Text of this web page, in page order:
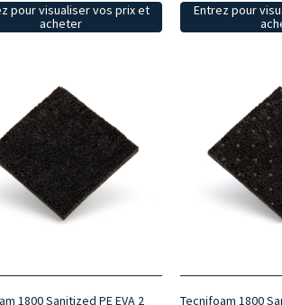
pour visualiser vos prix et
acheter
Entrez pour
1800 Sanitized PE EVA 2
Tecnifoam 1800